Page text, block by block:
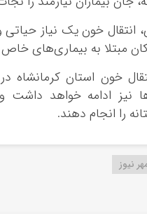
انتقال خون یک نیاز
مبتلا به بیماری‌های
خون استان کرمانشاه
نیز ادامه خواهد داشت و
را انجام دهند.
نیوز